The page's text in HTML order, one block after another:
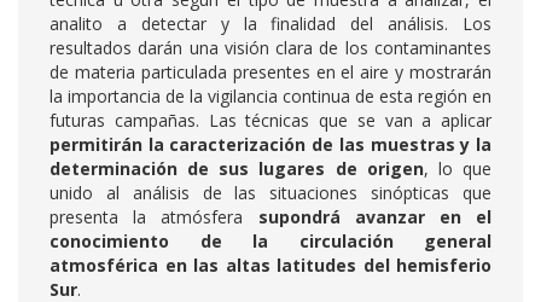
analito a detectar y la finalidad del análisis. Los
resultados darán una visión clara de los contaminantes
de materia particulada presentes en el aire y mostrarán
la importancia de la vigilancia continua de esta región en
futuras campañas. Las técnicas que se van a aplicar
permitirán la caracterización de las muestras y la
determinación de sus lugares de origen, lo que
unido al análisis de las situaciones sinópticas que
presenta la atmósfera supondrá avanzar en el
conocimiento de la circulación general
atmosférica en las altas latitudes del hemisferio
Sur.